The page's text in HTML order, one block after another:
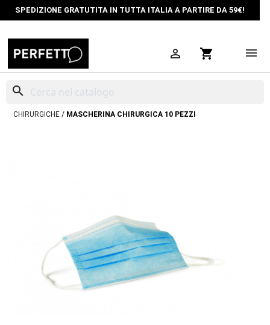
SPEDIZIONE GRATUTITA IN TUTTA ITALIA A PARTIRE DA 59€!
 shopping_cart
search
CHIRURGICHE
MASCHERINA CHIRURGICA 10 PEZZI